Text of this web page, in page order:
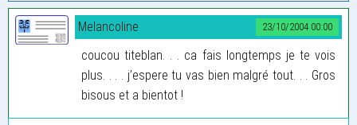
23/10/2004 00:00
Melancoline
coucou titeblan. . . ca fais longtemps je te vois
plus. . . . j’espere tu vas bien malgré tout. . . Gros
bisous et a bientot !